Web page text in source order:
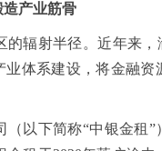
公告（二）
叫应，派发行动指令9742条
象风险
制打造库区绿色果业样板
造产业筋骨
辐射半径。近年来，
业体系建设，将金融
以下简称“中银金租